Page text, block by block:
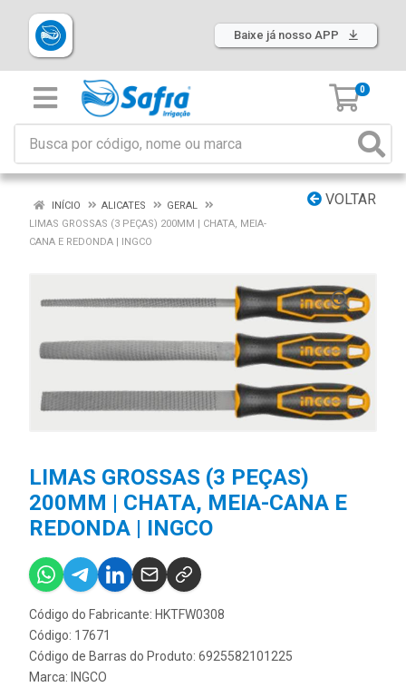
Baixe já nosso APP
0
VOLTAR
INÍCIO ALICATES
GERAL
LIMAS GROSSAS (3 PEÇAS) 200MM | CHATA, MEIA-
CANA E REDONDA | INGCO
LIMAS GROSSAS (3 PEÇAS)
200MM | CHATA, MEIA-CANA E
REDONDA | INGCO
Código do Fabricante: HKTFW0308
Código: 17671
Código de Barras do Produto: 6925582101225
Marca: INGCO